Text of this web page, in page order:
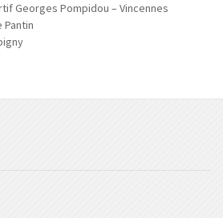
Georges Pompidou – Vincennes
Pantin